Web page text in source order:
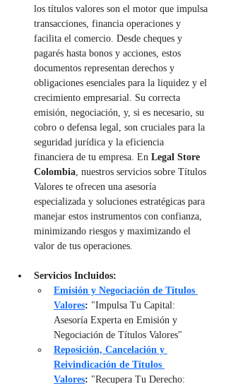
los títulos valores son el motor que impulsa
transacciones, financia operaciones y
facilita el comercio. Desde cheques y
pagarés hasta bonos y acciones, estos
documentos representan derechos y
obligaciones esenciales para la liquidez y el
crecimiento empresarial. Su correcta
emisión, negociación, y, si es necesario, su
cobro o defensa legal, son cruciales para la
seguridad jurídica y la eficiencia
financiera de tu empresa. En Legal Store
Colombia, nuestros servicios sobre Títulos
Valores te ofrecen una asesoría
especializada y soluciones estratégicas para
manejar estos instrumentos con confianza,
minimizando riesgos y maximizando el
valor de tus operaciones.
Servicios Incluidos:
Emisión y Negociación de Títulos
Valores: "Impulsa Tu Capital:
Asesoría Experta en Emisión y
Negociación de Títulos Valores"
Reposición, Cancelación y
Reivindicación de Títulos
Valores: "Recupera Tu Derecho: